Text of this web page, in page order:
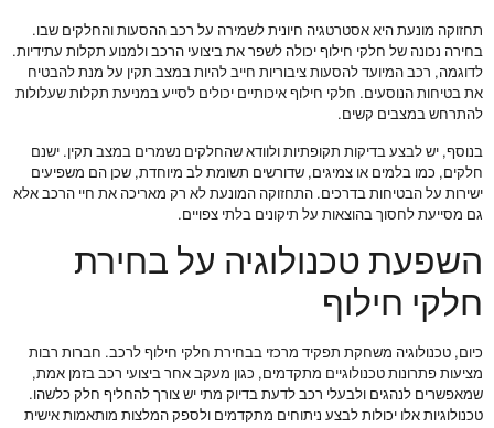
תחזוקה מונעת היא אסטרטגיה חיונית לשמירה על רכב ההסעות והחלקים שבו.
בחירה נכונה של חלקי חילוף יכולה לשפר את ביצועי הרכב ולמנוע תקלות עתידיות.
לדוגמה, רכב המיועד להסעות ציבוריות חייב להיות במצב תקין על מנת להבטיח
את בטיחות הנוסעים. חלקי חילוף איכותיים יכולים לסייע במניעת תקלות שעלולות
להתרחש במצבים קשים.
בנוסף, יש לבצע בדיקות תקופתיות ולוודא שהחלקים נשמרים במצב תקין. ישנם
חלקים, כמו בלמים או צמיגים, שדורשים תשומת לב מיוחדת, שכן הם משפיעים
ישירות על הבטיחות בדרכים. התחזוקה המונעת לא רק מאריכה את חיי הרכב אלא
גם מסייעת לחסוך בהוצאות על תיקונים בלתי צפויים.
השפעת טכנולוגיה על בחירת
חלקי חילוף
כיום, טכנולוגיה משחקת תפקיד מרכזי בבחירת חלקי חילוף לרכב. חברות רבות
מציעות פתרונות טכנולוגיים מתקדמים, כגון מעקב אחר ביצועי רכב בזמן אמת,
שמאפשרים לנהגים ולבעלי רכב לדעת בדיוק מתי יש צורך להחליף חלק כלשהו.
טכנולוגיות אלו יכולות לבצע ניתוחים מתקדמים ולספק המלצות מותאמות אישית